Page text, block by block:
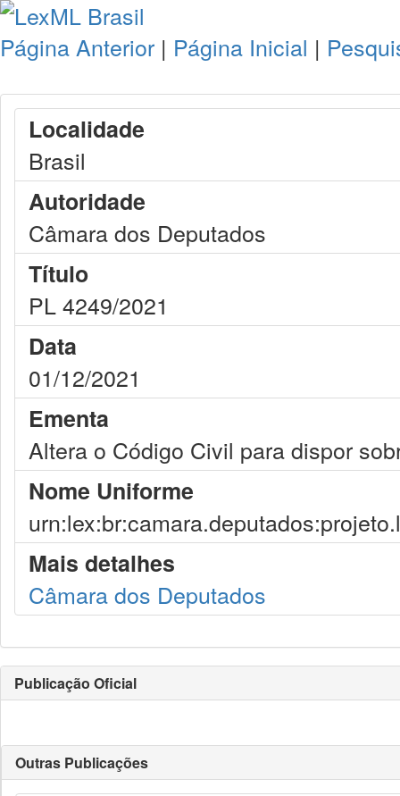
Página Anterior | Página Inicial |
Localidade
Brasil
Autoridade
Câmara dos Deputados
Título
PL 4249/2021
Data
01/12/2021
Ementa
Altera o Código Civil para dispor
Nome Uniforme
Mais detalhes
Câmara dos Deputados
Publicação Oficial
Outras Publicações